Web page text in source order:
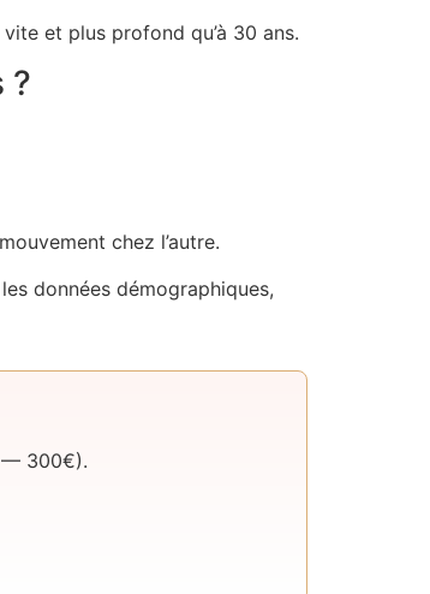
et plus profond qu’à 30 ans.
?
chez l’autre.
données démographiques,
— 300€).